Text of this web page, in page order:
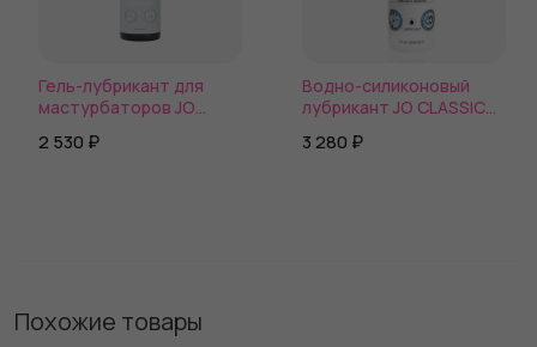
Гель-лубрикант для
мастурбаторов JO
2 530 ₽
Водно-силиконовый
лубрикант JO CLASSIC
3 280 ₽
Похожие товары